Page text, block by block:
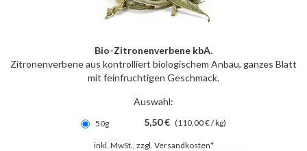
Bio-Zitronenverbene kbA.
Zitronenverbene aus kontrolliert biologischem Anbau, ganzes Blatt
mit feinfruchtigen Geschmack.
Auswahl:
50g 5,50 € (110,00 € / kg)
inkl. MwSt., zzgl. Versandkosten*